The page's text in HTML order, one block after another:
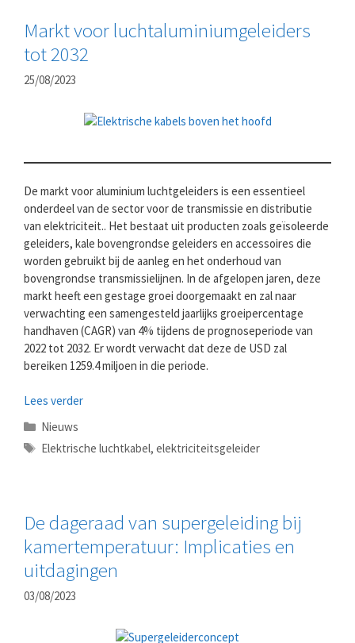
Markt voor luchtaluminiumgeleiders
tot 2032
25/08/2023
De markt voor aluminium luchtgeleiders is een essentieel
onderdeel van de sector voor de transmissie en distributie
van elektriciteit.. Het bestaat uit producten zoals geïsoleerde
geleiders, kale bovengrondse geleiders en accessoires die
worden gebruikt bij de aanleg en het onderhoud van
bovengrondse transmissielijnen. In de afgelopen jaren, deze
markt heeft een gestage groei doorgemaakt en zal naar
verwachting een samengesteld jaarlijks groeipercentage
handhaven (CAGR) van 4% tijdens de prognoseperiode van
2022 tot 2032. Er wordt verwacht dat deze de USD zal
bereiken 1259.4 miljoen in die periode.
Lees verder
Categorieën
Nieuws
Tags
Elektrische luchtkabel, elektriciteitsgeleider
De dageraad van supergeleiding bij
kamertemperatuur: Implicaties en
uitdagingen
03/08/2023